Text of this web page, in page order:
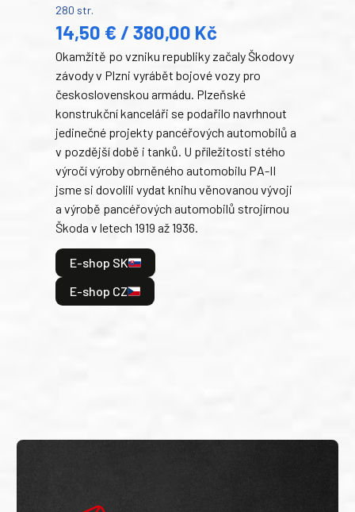
280 str.
14,50 € / 380,00 Kč
Okamžitě po vzniku republiky začaly Škodovy
závody v Plzni vyrábět bojové vozy pro
československou armádu. Plzeňské
konstrukční kanceláři se podařilo navrhnout
jedinečné projekty pancéřových automobilů a
v pozdější době i tanků. U příležitosti stého
výročí výroby obrněného automobilu PA-II
jsme si dovolili vydat knihu věnovanou vývoji
a výrobě pancéřových automobilů strojírnou
Škoda v letech 1919 až 1936.
E-shop SK
E-shop CZ